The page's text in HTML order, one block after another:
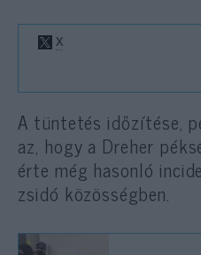
A tüntetés időzítése,
az, hogy a Dreher
érte még hasonló
zsidó közösségben.